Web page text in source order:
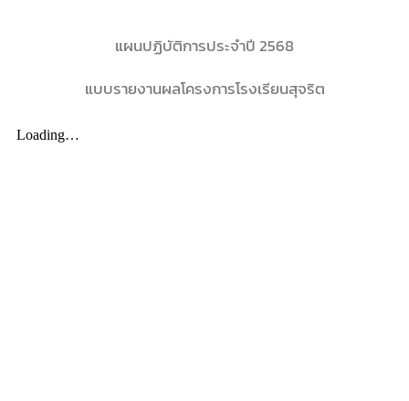
แผนปฏิบัติการประจำปี 2568
แบบรายงานผลโครงการโรงเรียนสุจริต